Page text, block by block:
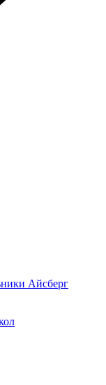
Айсберг